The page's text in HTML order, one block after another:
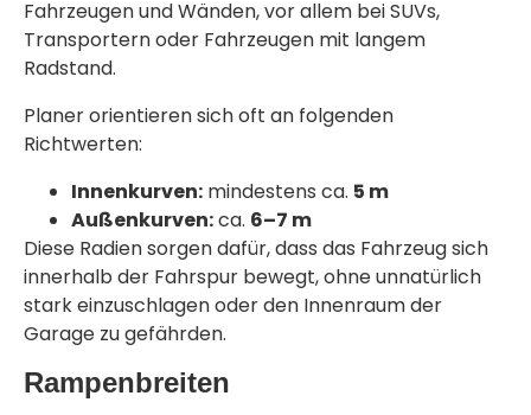
Fahrzeugen und Wänden, vor allem bei SUVs,
Transportern oder Fahrzeugen mit langem
Radstand.
Planer orientieren sich oft an folgenden
Richtwerten:
Innenkurven: mindestens ca. 5 m
Außenkurven:ca. 6–7 m
Diese Radien sorgen dafür, dass das Fahrzeug sich
innerhalb der Fahrspur bewegt, ohne unnatürlich
stark einzuschlagen oder den Innenraum der
Garage zu gefährden.
Rampenbreiten